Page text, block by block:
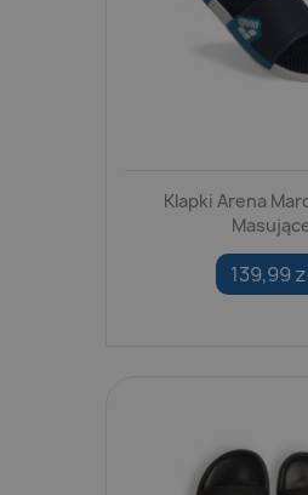
Klapki Arena
139,99